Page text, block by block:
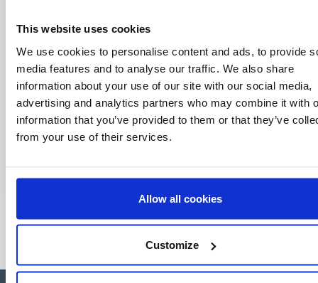
This website uses cookies
We use cookies to personalise content and ads, to provide
media features and to analyse our traffic. We also share
information about your use of our site with our social media,
advertising and analytics partners who may combine it with
information that you’ve provided to them or that they’ve
from your use of their services.
Allow all cookies
Customize